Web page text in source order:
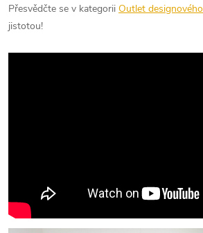
Přesvědčte se v kategorii Outlet
jistotou!